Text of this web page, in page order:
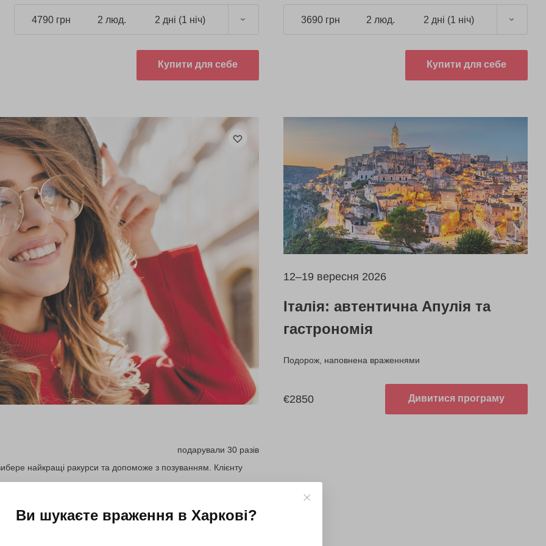
4790 грн 2 люд. 2 дні (1 ніч)
Купити для себе
3690 грн 2 люд. 2 дні (1 ніч)
Купити для себе
подарували 30 разів
найкращі ракурси та допоможе з позуванням. Клієнту
Купити для себе
12–19 вересня 2026
Італія: автентична Апулія та
гастрономія
Подорож, наповнена враженнями
€2850 Дивитися програму
Ви шукаєте враження в Харкові?